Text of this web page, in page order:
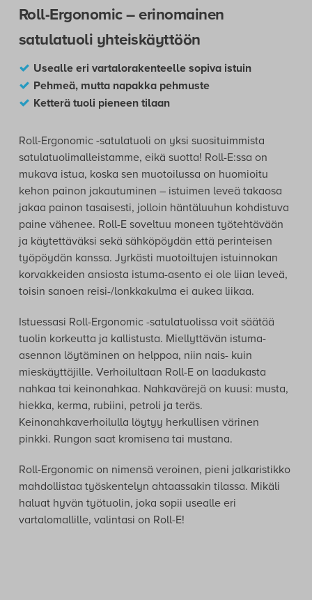
Roll-Ergonomic – erinomainen
satulatuoli yhteiskäyttöön
Usealle eri vartalorakenteelle sopiva istuin
Pehmeä, mutta napakka pehmuste
Ketterä tuoli pieneen tilaan
Roll-Ergonomic -satulatuoli on yksi suosituimmista
satulatuolimalleistamme, eikä suotta! Roll-E:ssa on
mukava istua, koska sen muotoilussa on huomioitu
kehon painon jakautuminen – istuimen leveä takaosa
jakaa painon tasaisesti, jolloin häntäluuhun kohdistuva
paine vähenee. Roll-E soveltuu moneen työtehtävään
ja käytettäväksi sekä sähköpöydän että perinteisen
työpöydän kanssa. Jyrkästi muotoiltujen istuinnokan
korvakkeiden ansiosta istuma-asento ei ole liian leveä,
toisin sanoen reisi-/lonkkakulma ei aukea liikaa.
Istuessasi Roll-Ergonomic -satulatuolissa voit säätää
tuolin korkeutta ja kallistusta. Miellyttävän istuma-
asennon löytäminen on helppoa, niin nais- kuin
mieskäyttäjille. Verhoilultaan Roll-E on laadukasta
nahkaa tai keinonahkaa. Nahkavärejä on kuusi: musta,
hiekka, kerma, rubiini, petroli ja teräs.
Keinonahkaverhoilulla löytyy herkullisen värinen
pinkki. Rungon saat kromisena tai mustana.
Roll-Ergonomic on nimensä veroinen, pieni jalkaristikko
mahdollistaa työskentelyn ahtaassakin tilassa. Mikäli
haluat hyvän työtuolin, joka sopii usealle eri
vartalomallille, valintasi on Roll-E!